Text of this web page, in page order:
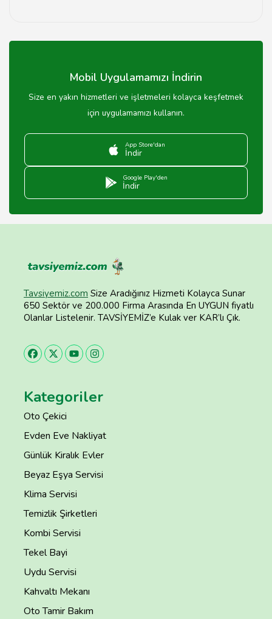
durumunuza yönelik yorumlar almayı bekleyebilirsiniz.
Mobil Uygulamamızı İndirin
Size en yakın hizmetleri ve işletmeleri kolayca keşfetmek
için uygulamamızı kullanın.
App Store'dan
İndir
Google Play'den
İndir
Tavsiyemiz.com Size Aradığınız Hizmeti Kolayca Sunar
650 Sektör ve 200.000 Firma Arasında En UYGUN fiyatlı
Olanlar Listelenir. TAVSİYEMİZ’e Kulak ver KAR’lı Çık.
Kategoriler
Oto Çekici
Evden Eve Nakliyat
Günlük Kiralık Evler
Beyaz Eşya Servisi
Klima Servisi
Temizlik Şirketleri
Kombi Servisi
Tekel Bayi
Uydu Servisi
Kahvaltı Mekanı
Oto Tamir Bakım